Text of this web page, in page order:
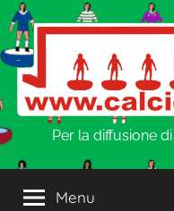
Salta
al
contenuto
w
Per la diffusione
Menu